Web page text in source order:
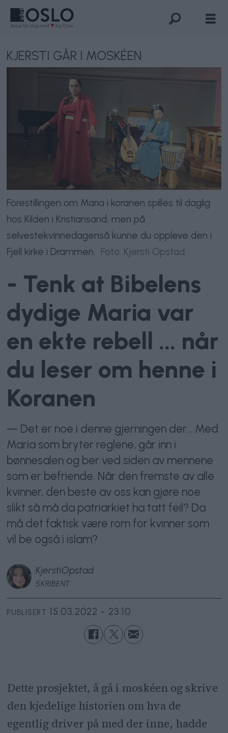
KJERSTI GÅR I MOSKÉEN
Forestillingen om Maria i koranen spilles til daglig
hos Kilden i Kristiansand, men på
selvestekvinnedagenså kunne du oppleve den i
Fjell kirke i Drammen. Foto: Kjersti Opstad
- Tenk at Bibelens
dydige Maria var
en ekte rebell ... når
du leser om henne i
Koranen
— Det er noe i denne gjerningen der... Med
Maria som bryter reglene, går inn i
bønnesalen og ber ved siden av mennene
som er befriende. Når den fremste av alle
kvinner, den beste av oss kan gjøre noe
slikt så må da patriarkiet ha tatt feil? Da
må det faktisk være rom for kvinner som
vil be også i islam?
KjerstiOpstad
SKRIBENT
PUBLISERT 15.03.2022 - 23:10
Dette prosjektet, å gå i moskéen og skrive
den kjedelige historien om hva de
egentlig driver på med der inne, hadde